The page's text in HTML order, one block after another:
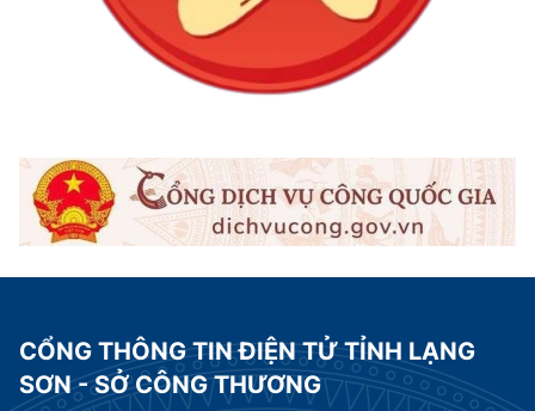
CỔNG THÔNG TIN ĐIỆN TỬ TỈNH LẠNG
SƠN - SỞ CÔNG THƯƠNG